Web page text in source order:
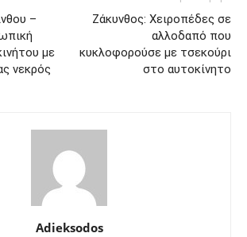
–
με
νεκρός
Ζάκυνθος: Χειροπέδες σε
αλλοδαπό που
κυκλοφορούσε με τσεκούρι
στο αυτοκίνητο
Adieksodos